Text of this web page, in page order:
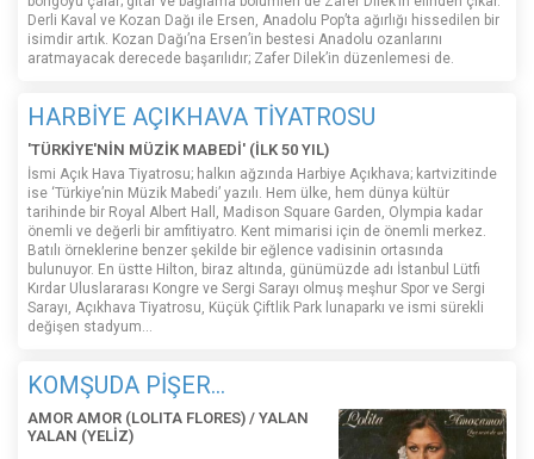
Derli Kaval ve Kozan Dağı ile Ersen, Anadolu Pop’ta ağırlığı hissedilen bir
isimdir artık. Kozan Dağı’na Ersen’in bestesi Anadolu ozanlarını
aratmayacak derecede başarılıdır; Zafer Dilek’in düzenlemesi de.
HARBİYE AÇIKHAVA TİYATROSU
'TÜRKİYE'NİN MÜZİK MABEDİ' (İLK 50 YIL)
İsmi Açık Hava Tiyatrosu; halkın ağzında Harbiye Açıkhava; kartvizitinde
ise ‘Türkiye’nin Müzik Mabedi’ yazılı. Hem ülke, hem dünya kültür
tarihinde bir Royal Albert Hall, Madison Square Garden, Olympia kadar
önemli ve değerli bir amfitiyatro. Kent mimarisi için de önemli merkez.
Batılı örneklerine benzer şekilde bir eğlence vadisinin ortasında
bulunuyor. En üstte Hilton, biraz altında, günümüzde adı İstanbul Lütfi
Kırdar Uluslararası Kongre ve Sergi Sarayı olmuş meşhur Spor ve Sergi
Sarayı, Açıkhava Tiyatrosu, Küçük Çiftlik Park lunaparkı ve ismi sürekli
değişen stadyum…
KOMŞUDA PİŞER...
AMOR AMOR (LOLITA FLORES) / YALAN
YALAN (YELİZ)